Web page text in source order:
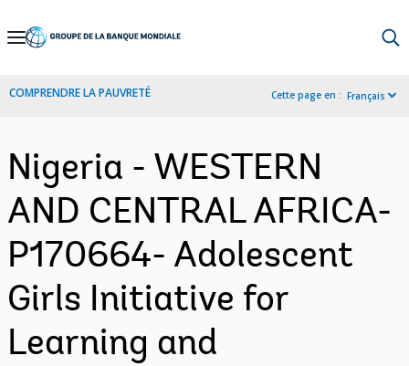
Skip
Navigation
COMPRENDRE LA PAUVRETÉ Cette page en : Français
Nigeria - WESTERN
AND CENTRAL AFRICA-
P170664- Adolescent
Girls Initiative for
Learning and